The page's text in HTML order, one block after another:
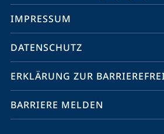
Social
Media
Kontakte
IMPRESSUM
DATENSCHUTZ
ERKLÄRUNG ZUR
BARRIERE MELDEN